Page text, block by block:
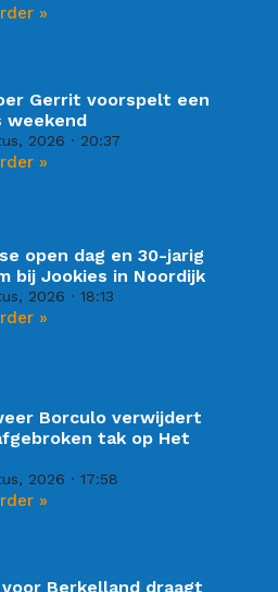
»
Gerrit voorspelt een
weekend
2026 20:37
»
open dag en 30-jarig
bij Jookies in Noordijk
2026 18:13
»
Borculo verwijdert
tak op Het
2026 17:58
»
voor Berkelland draagt